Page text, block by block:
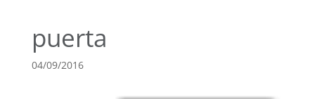
puerta
04/09/2016